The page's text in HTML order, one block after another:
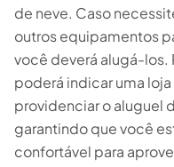
de neve. Caso
outros equipamentos
você deverá alugá-los.
poderá indicar uma
providenciar o aluguel
garantindo que você
confortável para